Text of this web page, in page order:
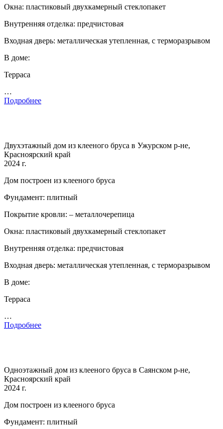
Окна: пластиковый двухкамерный стеклопакет
Внутренняя отделка: предчистовая
Входная дверь: металлическая утепленная, с терморазрывом
В доме:
Терраса
…
Подробнее
Двухэтажный дом из клееного бруса в Ужурском р-не,
Красноярский край
2024 г.
Дом построен из клееного бруса
Фундамент: плитный
Покрытие кровли: – металлочерепица
Окна: пластиковый двухкамерный стеклопакет
Внутренняя отделка: предчистовая
Входная дверь: металлическая утепленная, с терморазрывом
В доме:
Терраса
…
Подробнее
Одноэтажный дом из клееного бруса в Саянском р-не,
Красноярский край
2024 г.
Дом построен из клееного бруса
Фундамент: плитный